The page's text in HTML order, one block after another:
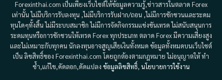
Forexinthai.com เป็นเพียงเว็บไซต์ให้ข้อมูลความรู้,ข่าวสารในตลาด Forex
เท่านั้น ไม่มีบริการรับลงทุน ,ไม่มีบริการรับฝาก/ถอน ,ไม่มีการชักชวนและระดม
ทุนใดๆทั้งสิ้น ไม่มีระบบสมาชิก ไม่มีการจัดกิจกรรมแข่งขันเทรด ไม่สนับสนุนการ
ระดมทุนหรือการชักชวนให้เทรด Forex ทุกประเภท ตลาด Forex มีความเสี่ยงสูง
และไม่เหมาะกับทุกคน นักลงทุนอาจสูญเสียเงินทั้งหมด ข้อมูลทั้งหมดบนเว็บไซต์
เป็น ลิขสิทธิ์ของ Forexinthai.com โดยถูกต้องตามกฎหมาย ไม่อนุญาตให้ ทำ
ซ้ำ,แก้ไข,คัดลอก,ดัดแปลง ข้อมูลลิขสิทธิ์, นโยบายการใช้งาน